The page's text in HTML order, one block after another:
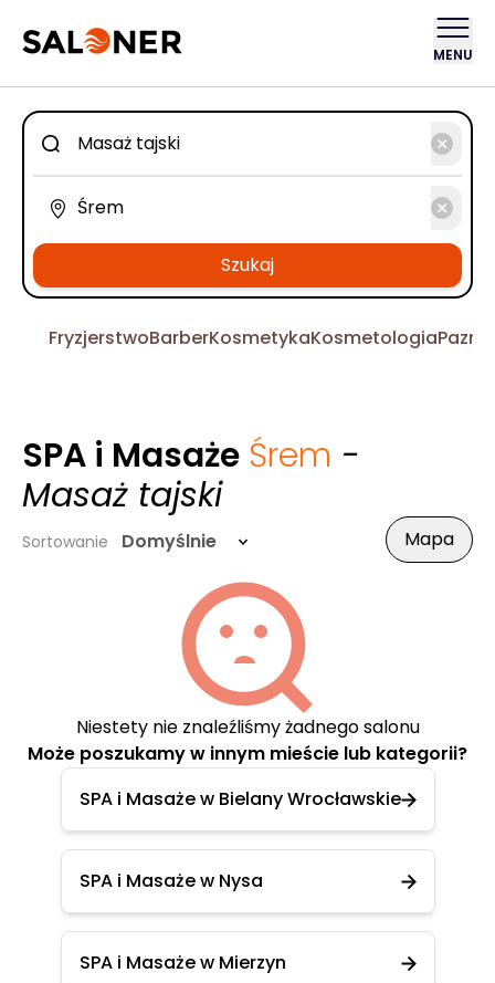
MENU
Szukaj
FryzjerstwoBarberKosmetykaKosmetologia
SPA i Masaże Śrem -
Masaż tajski
Sortowanie Domyślnie Mapa
Niestety nie znaleźliśmy żadnego salonu
Może poszukamy w innym mieście lub kategorii?
SPA i Masaże w Bielany Wrocławskie
SPA i Masaże w Nysa
SPA i Masaże w Mierzyn